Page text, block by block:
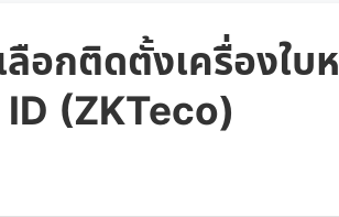
อกติดตั้งเครื่องใบ
(ZKTeco)